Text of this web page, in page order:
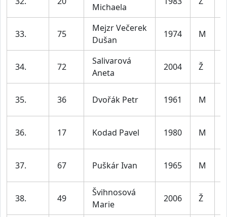
Michaela
33. 75
Mejzr Večerek
Dušan
1974 M
34. 72
Salivarová
Aneta
2004 Ž
35. 36 Dvořák Petr 1961 M
36. 17 Kodad Pavel 1980 M
37. 67 Puškár Ivan 1965 M
38. 49
Švihnosová
Marie
2006 Ž